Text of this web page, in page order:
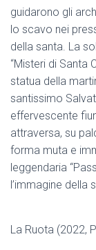
guidarono gli
lo scavo nei
della santa. La
“Misteri di Santa
statua della
santissimo
effervescente
attraversa, su
forma muta e
leggendaria
l’immagine della
La Ruota (2022,